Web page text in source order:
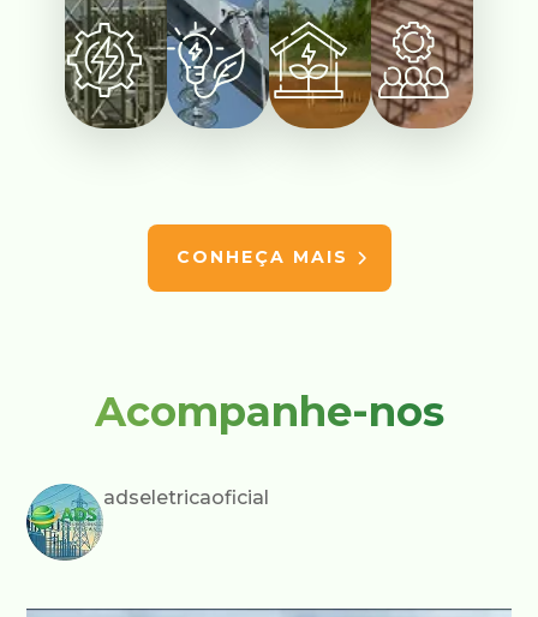
CONHEÇA MAIS
Acompanhe-nos
adseletricaoficial